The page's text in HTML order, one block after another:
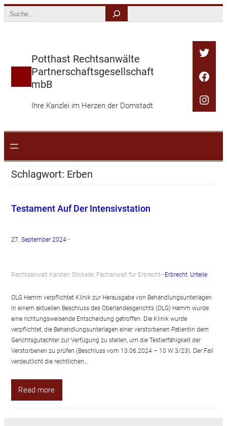
Search
Potthast Rechtsanwälte
Partnerschaftsgesellschaft
mbB
Ihre Kanzlei im Herzen der Domstadt
Schlagwort: Erben
Testament Auf Der Intensivstation
27. September 2024–
Rechtsanwalt Karsten Stickeler, Fachanwalt für Erbrecht–Erbrecht, Urteile
OLG Hamm verpflichtet Klinik zur Herausgabe von Behandlungsunterlagen
In einem aktuellen Beschluss des Oberlandesgerichts (OLG) Hamm wurde
eine richtungsweisende Entscheidung getroffen: Die Klinik wurde
verpflichtet, die Behandlungsunterlagen einer verstorbenen Patientin dem
Gerichtsgutachter zur Verfügung zu stellen, um die Testierfähigkeit der
Verstorbenen zu prüfen (Beschluss vom 13.06.2024 – 10 W 3/23). Der Fall
verdeutlicht die rechtlichen…
Read more